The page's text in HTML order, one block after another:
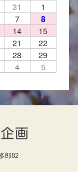
31
1
7 8
14
15
21
22
28
29
4 5
郎82